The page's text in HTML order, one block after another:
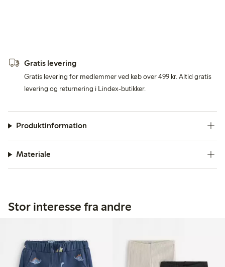
Gratis levering
Gratis levering for medlemmer ved køb over 499 kr. Altid gratis
levering og returnering i Lindex-butikker.
Produktinformation
Materiale
Stor interesse fra andre